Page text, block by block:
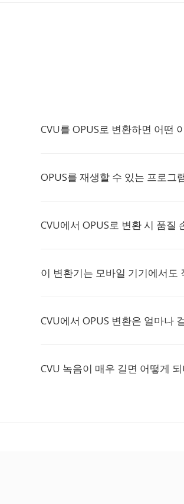
CVU를 OPUS로 변환하면 어떤
OPUS를 재생할 수 있는 프로그
CVU에서 OPUS로 변환 시 품질
이 변환기는 모바일 기기에서도
CVU에서 OPUS 변환은 얼마나
CVU 녹음이 매우 길면 어떻게 되